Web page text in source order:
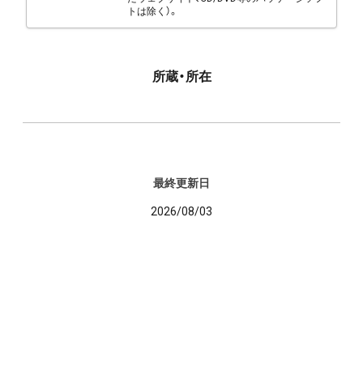
トは除く）。
所蔵・所在
最終更新日
2026/08/03